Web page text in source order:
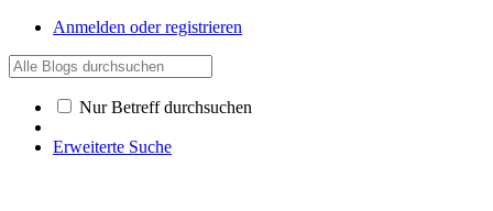
Anmelden oder registrieren
Nur Betreff durchsuchen
Erweiterte Suche